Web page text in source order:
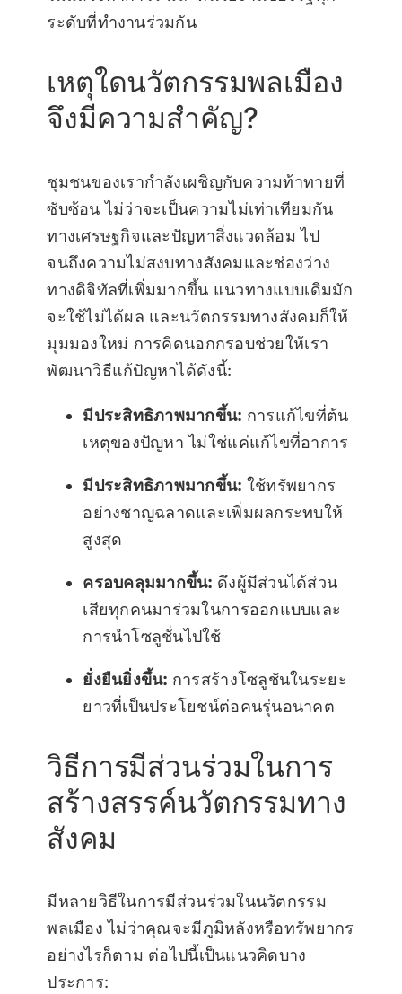
ระดับที่ทำงานร่วมกัน
เหตุใดนวัตกรรมพลเมือง
จึงมีความสำคัญ?
ชุมชนของเรากำลังเผชิญกับความท้าทายที่
ซับซ้อน ไม่ว่าจะเป็นความไม่เท่าเทียมกัน
ทางเศรษฐกิจและปัญหาสิ่งแวดล้อม ไป
จนถึงความไม่สงบทางสังคมและช่องว่าง
ทางดิจิทัลที่เพิ่มมากขึ้น แนวทางแบบเดิมมัก
จะใช้ไม่ได้ผล และนวัตกรรมทางสังคมก็ให้
มุมมองใหม่ การคิดนอกกรอบช่วยให้เรา
พัฒนาวิธีแก้ปัญหาได้ดังนี้:
มีประสิทธิภาพมากขึ้น: การแก้ไขที่ต้น
เหตุของปัญหา ไม่ใช่แค่แก้ไขที่อาการ
มีประสิทธิภาพมากขึ้น: ใช้ทรัพยากร
อย่างชาญฉลาดและเพิ่มผลกระทบให้
สูงสุด
ครอบคลุมมากขึ้น: ดึงผู้มีส่วนได้ส่วน
เสียทุกคนมาร่วมในการออกแบบและ
การนำโซลูชั่นไปใช้
ยั่งยืนยิ่งขึ้น: การสร้างโซลูชันในระยะ
ยาวที่เป็นประโยชน์ต่อคนรุ่นอนาคต
วิธีการมีส่วนร่วมในการ
สร้างสรรค์นวัตกรรมทาง
สังคม
มีหลายวิธีในการมีส่วนร่วมในนวัตกรรม
พลเมือง ไม่ว่าคุณจะมีภูมิหลังหรือทรัพยากร
อย่างไรก็ตาม ต่อไปนี้เป็นแนวคิดบาง
ประการ: